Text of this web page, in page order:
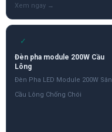
✓
Đèn pha module 200W Cầu
Lông
Đèn Pha LED Module 200W Sân
Cầu Lông Chống Chói